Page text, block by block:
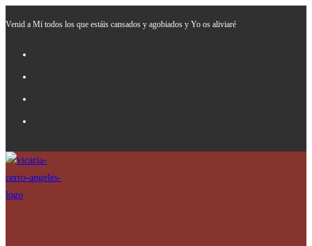
Venid a Mí todos los que estáis cansados y agobiados y Yo os aliviaré